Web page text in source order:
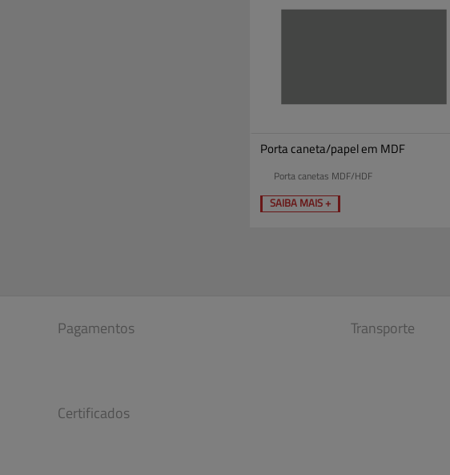
Porta caneta/papel em MDF
Porta canetas MDF/HDF
SAIBA MAIS +
Pagamentos Transporte
Certificados